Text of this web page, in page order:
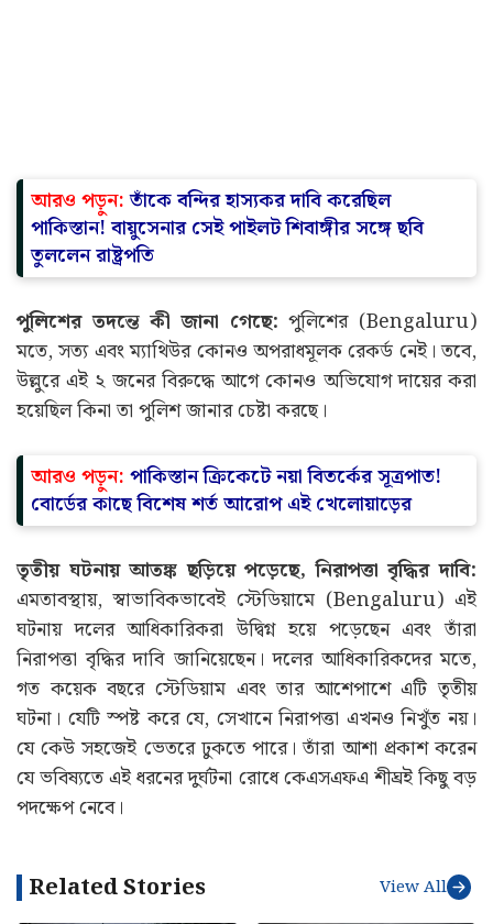
আরও পড়ুন:তাঁকে বন্দির হাস্যকর দাবি করেছিল
পাকিস্তান! বায়ুসেনার সেই পাইলট শিবাঙ্গীর সঙ্গে ছবি
তুললেন রাষ্ট্রপতি
পুলিশের তদন্তে কী জানা গেছে: পুলিশের (Bengaluru)
মতে, সত্য এবং ম্যাথিউর কোনও অপরাধমূলক রেকর্ড নেই। তবে,
উল্লুরে এই ২ জনের বিরুদ্ধে আগে কোনও অভিযোগ দায়ের করা
হয়েছিল কিনা তা পুলিশ জানার চেষ্টা করছে।
আরও পড়ুন: পাকিস্তান ক্রিকেটে নয়া বিতর্কের সূত্রপাত!
বোর্ডের কাছে বিশেষ শর্ত আরোপ এই খেলোয়াড়ের
তৃতীয় ঘটনায় আতঙ্ক ছড়িয়ে পড়েছে, নিরাপত্তা বৃদ্ধির দাবি:
এমতাবস্থায়, স্বাভাবিকভাবেই স্টেডিয়ামে (Bengaluru) এই
ঘটনায় দলের আধিকারিকরা উদ্বিগ্ন হয়ে পড়েছেন এবং তাঁরা
নিরাপত্তা বৃদ্ধির দাবি জানিয়েছেন। দলের আধিকারিকদের মতে,
গত কয়েক বছরে স্টেডিয়াম এবং তার আশেপাশে এটি তৃতীয়
ঘটনা। যেটি স্পষ্ট করে যে, সেখানে নিরাপত্তা এখনও নিখুঁত নয়।
যে কেউ সহজেই ভেতরে ঢুকতে পারে। তাঁরা আশা প্রকাশ করেন
যে ভবিষ্যতে এই ধরনের দুর্ঘটনা রোধে কেএসএফএ শীঘ্রই কিছু বড়
পদক্ষেপ নেবে।
Related Stories View All